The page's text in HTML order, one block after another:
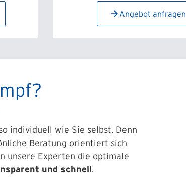
Angebot anfragen
individuell wie Sie selbst. Denn
Beratung orientiert sich
unsere Experten die optimale
und schnell.